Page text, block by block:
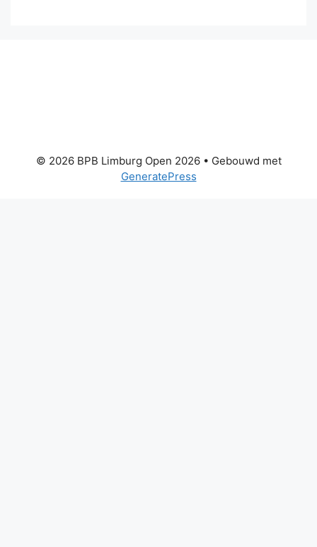
© 2026 BPB Limburg Open 2026• Gebouwd met
GeneratePress